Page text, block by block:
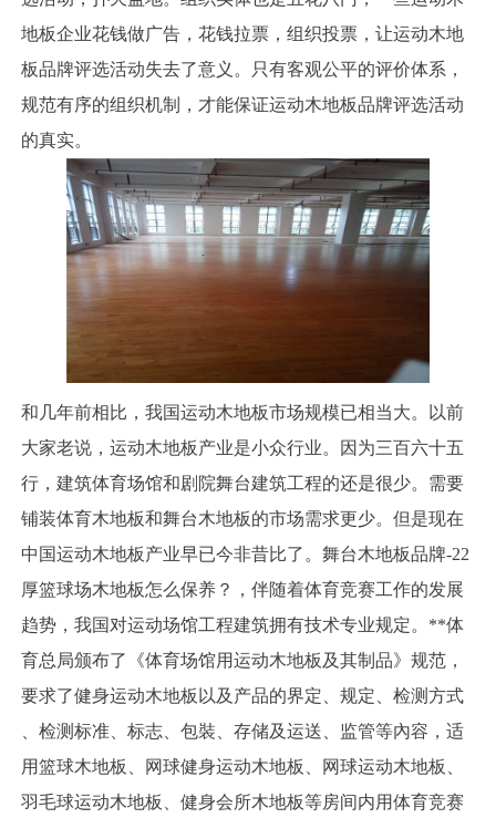
地板企业花钱做广告，花钱拉票，组织投票，让运动木地
板品牌评选活动失去了意义。只有客观公平的评价体系，
规范有序的组织机制，才能保证运动木地板品牌评选活动
的真实。
和几年前相比，我国运动木地板市场规模已相当大。以前
大家老说，运动木地板产业是小众行业。因为三百六十五
行，建筑体育场馆和剧院舞台建筑工程的还是很少。需要
铺装体育木地板和舞台木地板的市场需求更少。但是现在
中国运动木地板产业早已今非昔比了。舞台木地板品牌-22
厚篮球场木地板怎么保养？，伴随着体育竞赛工作的发展
趋势，我国对运动场馆工程建筑拥有技术专业规定。**体
育总局颁布了《体育场馆用运动木地板及其制品》规范，
要求了健身运动木地板以及产品的界定、规定、检测方式
、检测标准、标志、包裝、存储及运送、监管等內容，适
用篮球木地板、网球健身运动木地板、网球运动木地板、
羽毛球运动木地板、健身会所木地板等房间内用体育竞赛